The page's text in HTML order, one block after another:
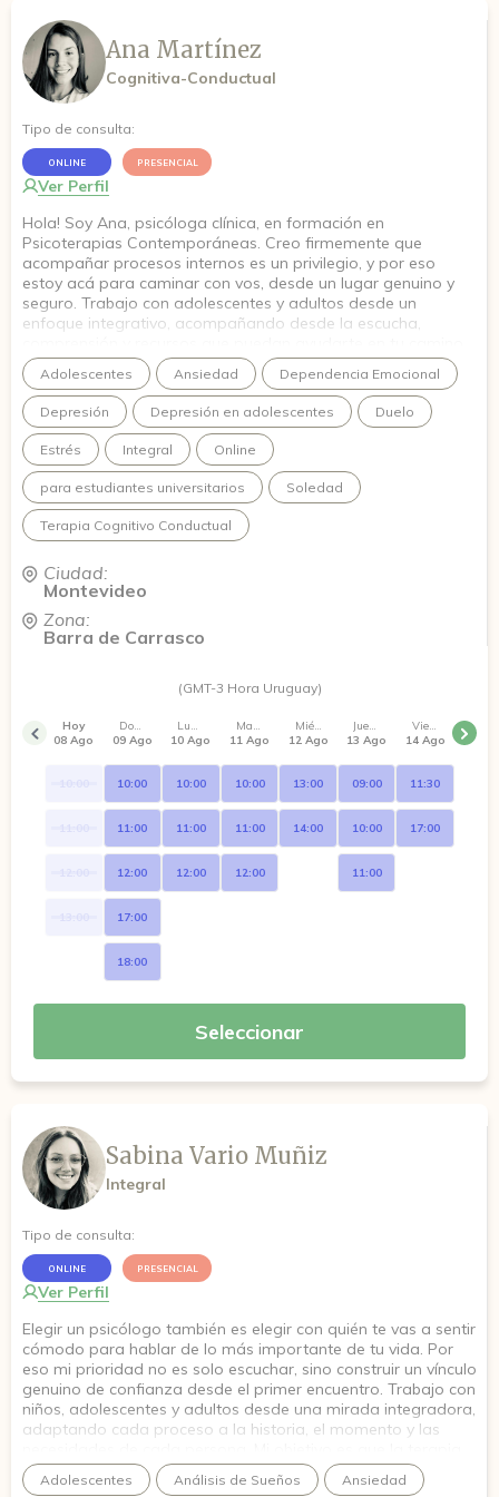
Ana Martínez
Cognitiva-Conductual
Tipo de consulta:
ONLINE PRESENCIAL
Ver Perfil
Hola! Soy Ana, psicóloga clínica, en formación en
Psicoterapias Contemporáneas. Creo firmemente que
acompañar procesos internos es un privilegio, y por eso
estoy acá para caminar con vos, desde un lugar genuino y
seguro. Trabajo con adolescentes y adultos desde un
enfoque integrativo, acompañando desde la escucha,
Quiero que en este espacio puedas animarte a conectar con
esa versión de vos que viene creciendo hace tiempo.
Adolescentes Ansiedad Dependencia Emocional
Depresión Depresión en adolescentes Duelo
Estrés Integral Online
para estudiantes universitarios Soledad
Terapia Cognitivo Conductual
Ciudad:
Montevideo
Zona:
Barra de Carrasco
(GMT-3 Hora Uruguay)
Hoy
08 Ago
Domingo
09 Ago
10:00
11:00
12:00
17:00
18:00
Lunes
10 Ago
10:00
11:00
12:00
Martes
11 Ago
10:00
11:00
12:00
Miércoles
12 Ago
13:00
14:00
Jueves
13 Ago
09:00
10:00
11:00
Viernes
14 Ago
11:30
17:00
Seleccionar
Sabina Vario Muñiz
Integral
Tipo de consulta:
ONLINE PRESENCIAL
Ver Perfil
Elegir un psicólogo también es elegir con quién te vas a sentir
cómodo para hablar de lo más importante de tu vida. Por
eso mi prioridad no es solo escuchar, sino construir un vínculo
genuino de confianza desde el primer encuentro. Trabajo con
niños, adolescentes y adultos desde una mirada integradora,
adaptando cada proceso a la historia, el momento y las
no sea únicamente un espacio para hablar, sino un lugar
donde puedas comprenderte, adquirir herramientas y
Adolescentes Análisis de Sueños Ansiedad